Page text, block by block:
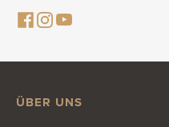
ÜBER UNS